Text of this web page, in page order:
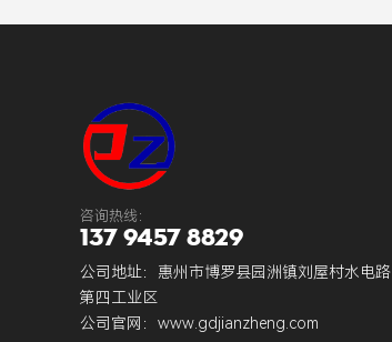
咨询热线：
137 9457 8829
公司地址：惠州市博罗县园洲镇刘屋村水电路
第四工业区
公司官网： www.gdjianzheng.com